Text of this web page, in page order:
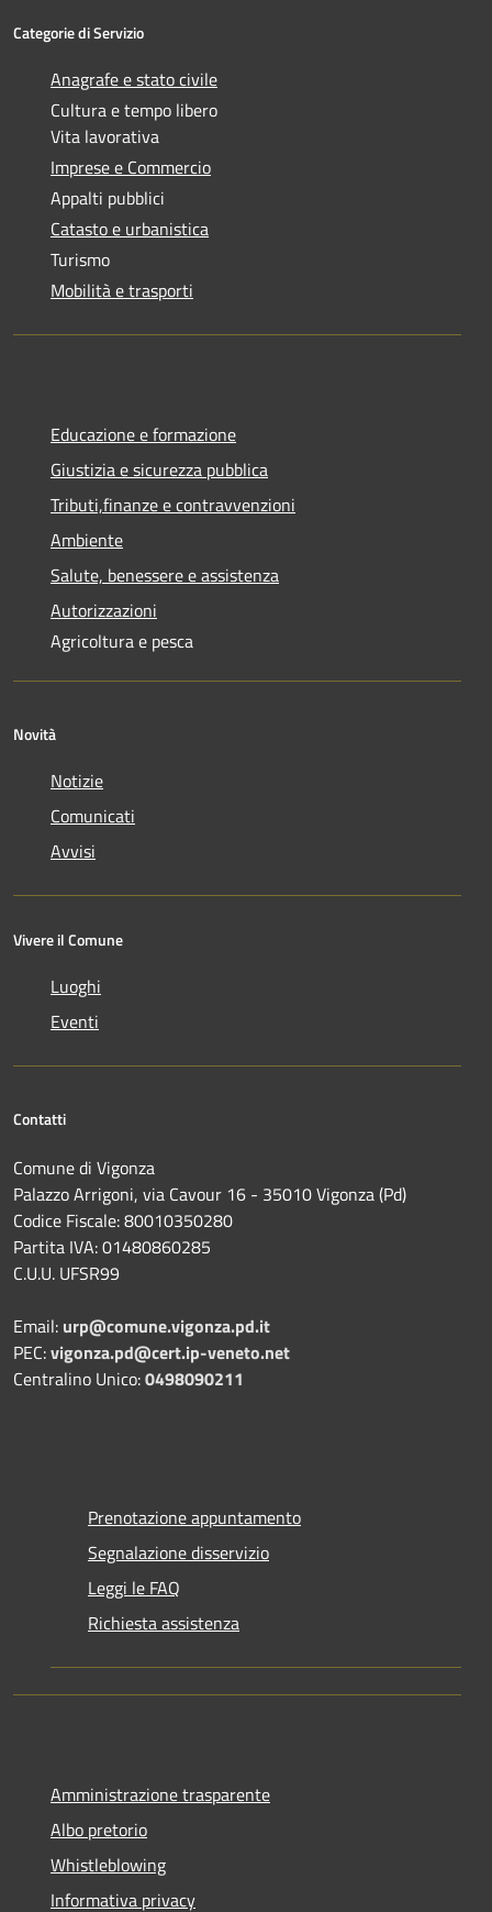
Categorie di Servizio
Anagrafe e stato civile
Cultura e tempo libero
Vita lavorativa
Imprese e Commercio
Appalti pubblici
Catasto e urbanistica
Turismo
Mobilità e trasporti
Educazione e formazione
Giustizia e sicurezza pubblica
Tributi,finanze e contravvenzioni
Ambiente
Salute, benessere e assistenza
Autorizzazioni
Agricoltura e pesca
Novità
Notizie
Comunicati
Avvisi
Vivere il Comune
Luoghi
Eventi
Contatti
Comune di Vigonza
Palazzo Arrigoni, via Cavour 16 - 35010 Vigonza (Pd)
Codice Fiscale: 80010350280
Partita IVA: 01480860285
C.U.U. UFSR99
Email: urp@comune.vigonza.pd.it
PEC:vigonza.pd@cert.ip-veneto.net
Centralino Unico:0498090211
Prenotazione appuntamento
Segnalazione disservizio
Leggi le FAQ
Richiesta assistenza
Amministrazione trasparente
Albo pretorio
Whistleblowing
Informativa privacy